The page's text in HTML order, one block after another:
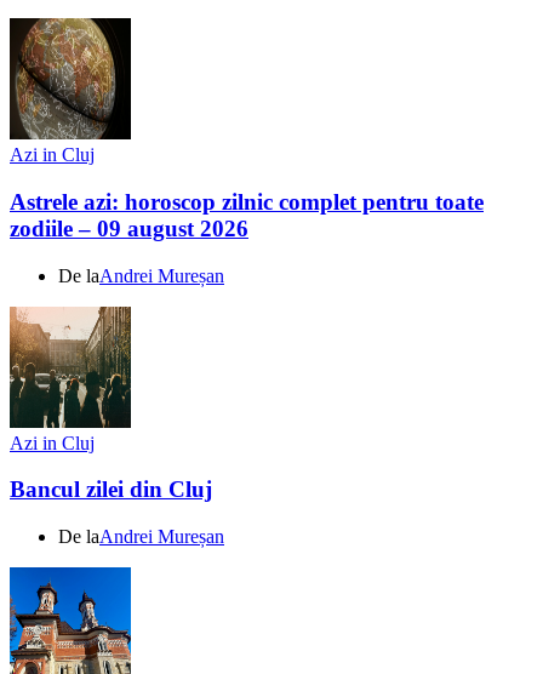
Azi in Cluj
Astrele azi: horoscop zilnic complet pentru toate
zodiile – 09 august 2026
De laAndrei Mureșan
Azi in Cluj
Bancul zilei din Cluj
De laAndrei Mureșan